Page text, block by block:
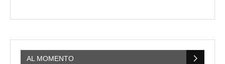
AL MOMENTO